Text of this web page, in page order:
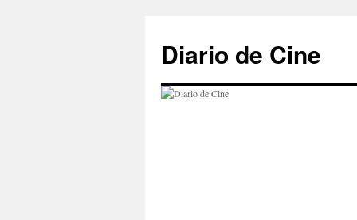
contenido
Diario de Cine